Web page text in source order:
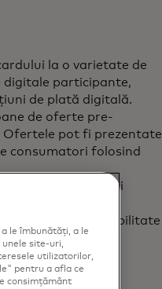
la o varietate de
digitale participante,
de plată digitală.
de oferte pre-
Ofertele pot fi prezentate
consumatori folosind
emitenții și
a primi oferte
mai multă flexibilitate
la cumpărături.
le îmbunătăți, a le
site-uri,
utilizatorilor,
pentru a afla ce
consimțământ